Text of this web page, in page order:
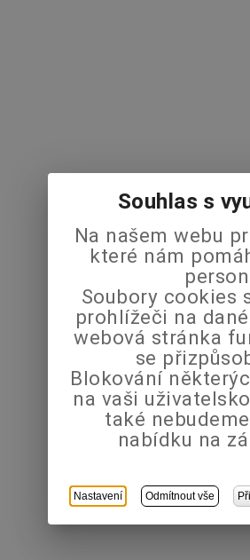
Souhlas s
Na našem webu
které nám
Soubory cookies
prohlížeči na
webová stránka
se
Blokování
na vaši
také
nabídku na
Nastavení Odmítnout vše